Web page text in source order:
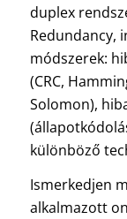
duplex
Redundancy,
módszerek:
(CRC,
Solomon),
különböző
Ismerkedjen
alkalmazott